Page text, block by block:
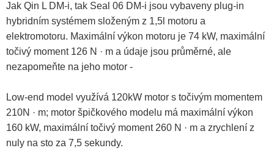
Jak Qin L DM-i, tak Seal 06 DM-i jsou vybaveny plug-in
hybridním systémem složeným z 1,5l motoru a
elektromotoru. Maximální výkon motoru je 74 kW, maximální
točivý moment 126 N · m a údaje jsou průměrné, ale
nezapomeňte na jeho motor -
Low-end model využívá 120kW motor s točivým momentem
210N · m; motor špičkového modelu má maximální výkon
160 kW, maximální točivý moment 260 N · m a zrychlení z
nuly na sto za 7,5 sekundy.